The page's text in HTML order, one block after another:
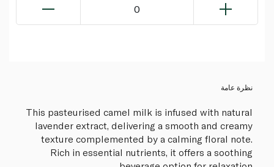
0
نظرة عامة
This pasteurised camel milk is infused with natural
lavender extract, delivering a smooth and creamy
texture complemented by a calming floral note.
Rich in essential nutrients, it offers a soothing